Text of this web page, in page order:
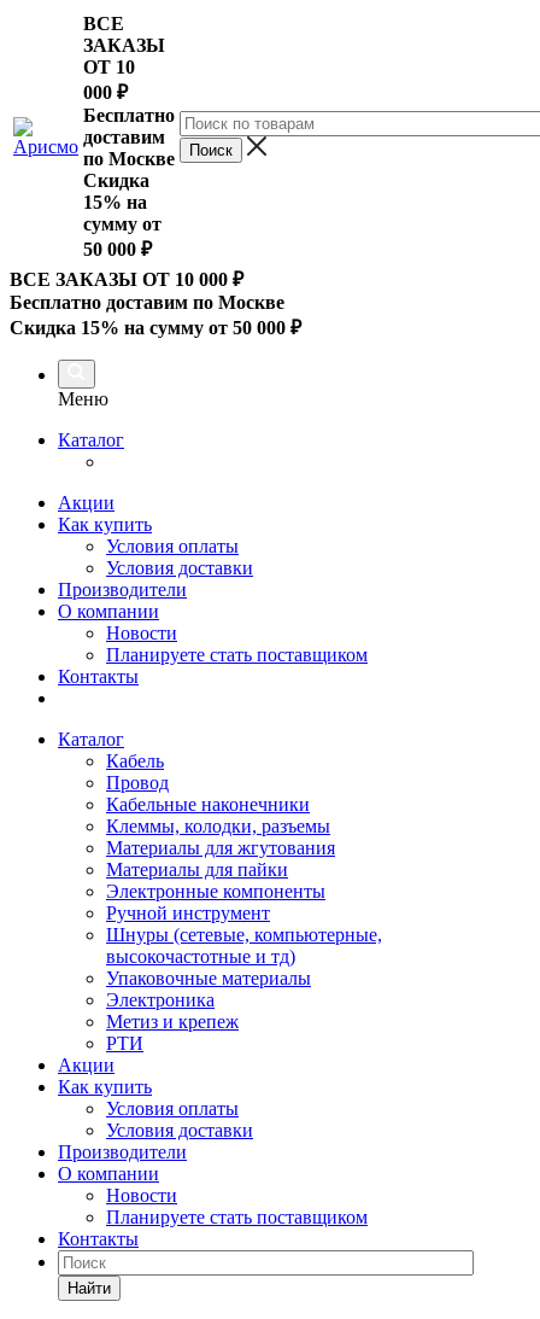
ВСЕ
ЗАКАЗЫ
ОТ 10
000 ₽
Бесплатно
доставим
по Москве
Скидка
15% на
сумму от
50 000 ₽
ВСЕ ЗАКАЗЫ ОТ 10 000 ₽
Бесплатно доставим по Москве
Скидка 15% на сумму от 50 000 ₽
Меню
Каталог
Акции
Как купить
Условия оплаты
Условия доставки
Производители
О компании
Новости
Планируете стать поставщиком
Контакты
Каталог
Кабель
Провод
Кабельные наконечники
Клеммы, колодки, разъемы
Материалы для жгутования
Материалы для пайки
Электронные компоненты
Ручной инструмент
Шнуры (сетевые, компьютерные,
высокочастотные и тд)
Упаковочные материалы
Электроника
Метиз и крепеж
РТИ
Акции
Как купить
Условия оплаты
Условия доставки
Производители
О компании
Новости
Планируете стать поставщиком
Контакты
Найти